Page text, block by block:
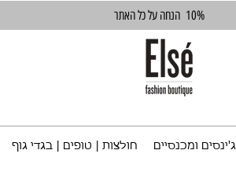
10% הנחה על כל האתר
ג'ינסים ומכנסיים חולצות | טופים | בגדי גוף